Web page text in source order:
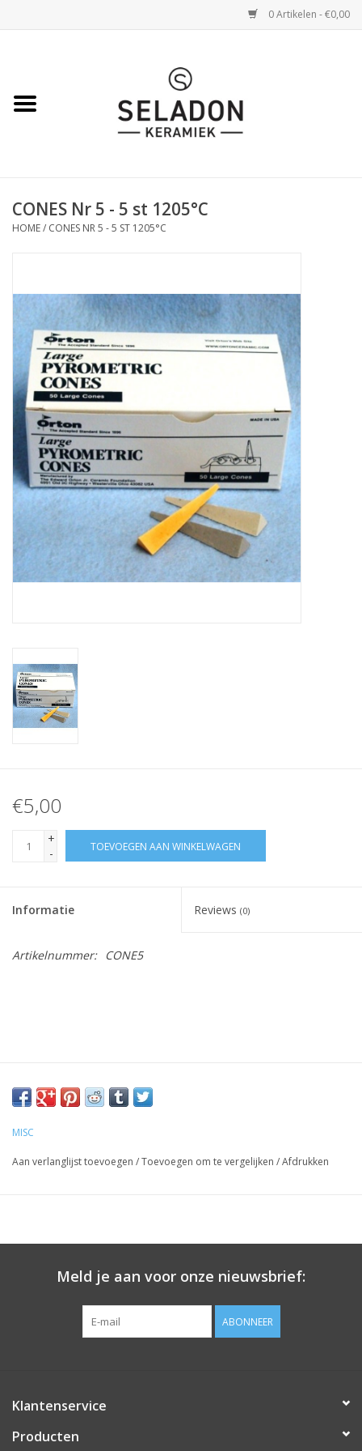
0 Artikelen - €0,00
VERZENDING
SELADON ZOMERDEALS
CONES Nr 5 - 5 st 1205°C
HOME/ CONES NR 5 - 5 ST 1205°C
€5,00
+
-
TOEVOEGEN AAN WINKELWAGEN
Informatie Reviews (0)
Artikelnummer: CONE5
MISC
Aan verlanglijst toevoegen /Toevoegen om te vergelijken /Afdrukken
Meld je aan voor onze nieuwsbrief:
ABONNEER
Klantenservice
Producten